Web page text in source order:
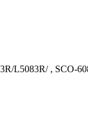
L5083R/ , SCO-